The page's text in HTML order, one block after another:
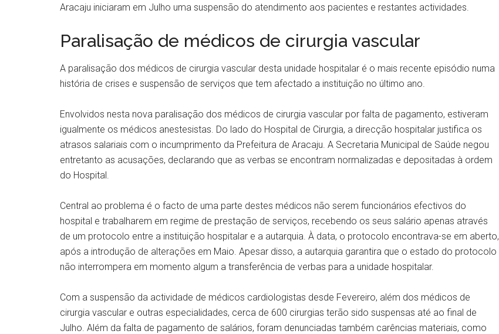
Aracaju iniciaram em Julho uma suspensão do atendimento aos pacientes e restantes actividades.
Paralisação de médicos de cirurgia vascular
A paralisação dos médicos de cirurgia vascular desta unidade hospitalar é o mais recente episódio numa
história de crises e suspensão de serviços que tem afectado a instituição no último ano.
Envolvidos nesta nova paralisação dos médicos de cirurgia vascular por falta de pagamento, estiveram
igualmente os médicos anestesistas. Do lado do Hospital de Cirurgia, a direcção hospitalar justifica os
atrasos salariais com o incumprimento da Prefeitura de Aracaju. A Secretaria Municipal de Saúde negou
entretanto as acusações, declarando que as verbas se encontram normalizadas e depositadas à ordem
do Hospital.
Central ao problema é o facto de uma parte destes médicos não serem funcionários efectivos do
hospital e trabalharem em regime de prestação de serviços, recebendo os seus salário apenas através
de um protocolo entre a instituição hospitalar e a autarquia. À data, o protocolo encontrava-se em aberto,
após a introdução de alterações em Maio. Apesar disso, a autarquia garantira que o estado do protocolo
não interrompera em momento algum a transferência de verbas para a unidade hospitalar.
Com a suspensão da actividade de médicos cardiologistas desde Fevereiro, além dos médicos de
cirurgia vascular e outras especialidades, cerca de 600 cirurgias terão sido suspensas até ao final de
Julho. Além da falta de pagamento de salários, foram denunciadas também carências materiais, como